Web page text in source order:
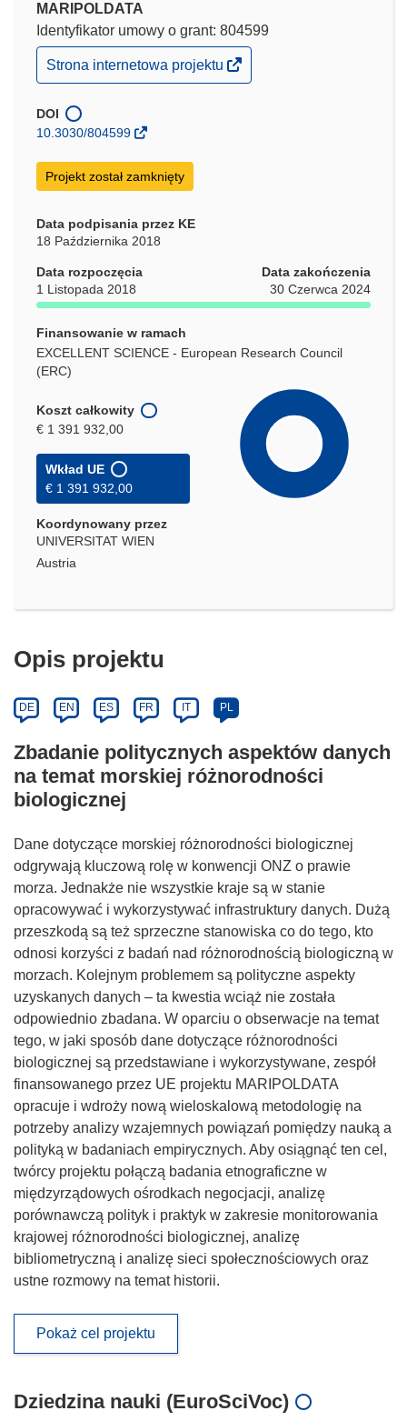
MARIPOLDATA
Identyfikator umowy o grant: 804599
(odnośnik
otworzy
w
nowym
Strona internetowa projektu
DOI
10.3030/804599
Projekt został zamknięty
Data podpisania przez KE
18 Października 2018
Data rozpoczęcia
1 Listopada 2018
Data zakończenia
30 Czerwca 2024
Finansowanie w ramach
EXCELLENT SCIENCE - European Research Council
(ERC)
Koszt całkowity
€ 1 391 932,00
Wkład UE
€ 1 391 932,00
Koordynowany przez
UNIVERSITAT WIEN
Austria
Opis projektu
DE EN ES FR IT PL
Zbadanie politycznych aspektów danych
na temat morskiej różnorodności
biologicznej
Dane dotyczące morskiej różnorodności biologicznej
odgrywają kluczową rolę w konwencji ONZ o prawie
morza. Jednakże nie wszystkie kraje są w stanie
opracowywać i wykorzystywać infrastruktury danych. Dużą
przeszkodą są też sprzeczne stanowiska co do tego, kto
odnosi korzyści z badań nad różnorodnością biologiczną w
morzach. Kolejnym problemem są polityczne aspekty
uzyskanych danych – ta kwestia wciąż nie została
odpowiednio zbadana. W oparciu o obserwacje na temat
tego, w jaki sposób dane dotyczące różnorodności
biologicznej są przedstawiane i wykorzystywane, zespół
finansowanego przez UE projektu MARIPOLDATA
opracuje i wdroży nową wieloskalową metodologię na
potrzeby analizy wzajemnych powiązań pomiędzy nauką a
polityką w badaniach empirycznych. Aby osiągnąć ten cel,
twórcy projektu połączą badania etnograficzne w
międzyrządowych ośrodkach negocjacji, analizę
porównawczą polityk i praktyk w zakresie monitorowania
krajowej różnorodności biologicznej, analizę
bibliometryczną i analizę sieci społecznościowych oraz
ustne rozmowy na temat historii.
Pokaż cel projektu
Dziedzina nauki (EuroSciVoc)